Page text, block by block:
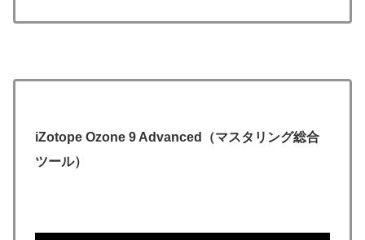
iZotope Ozone 9 Advanced（マスタリング総合
ツール）